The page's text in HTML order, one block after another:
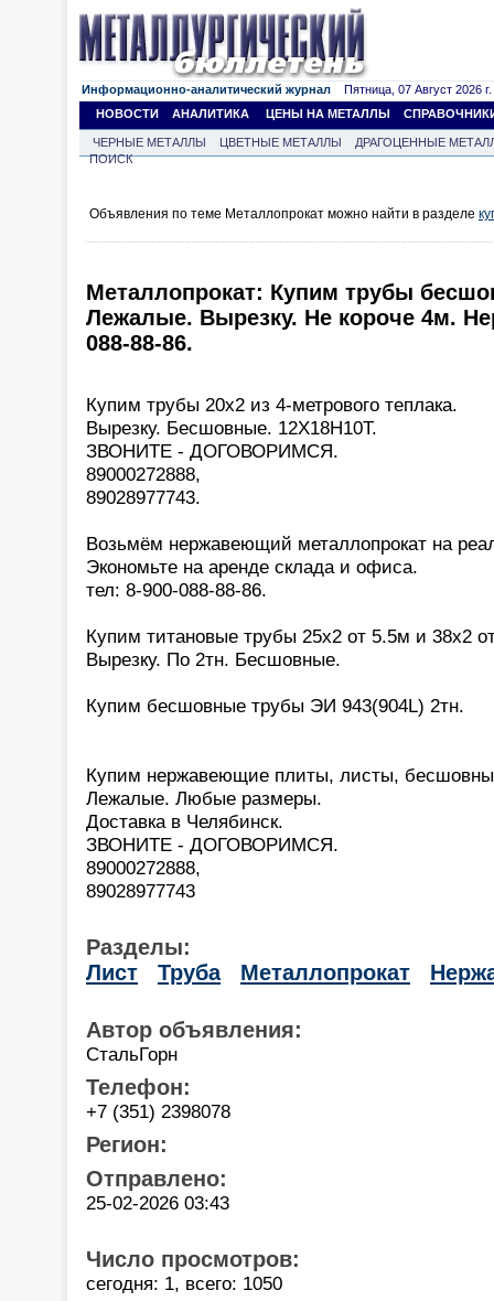
Информационно-аналитический журнал Пятница, 07 Август 2026 г.
НОВОСТИ
АНАЛИТИКА ЦЕНЫ НА МЕТАЛЛЫ
ЧЕРНЫЕ МЕТАЛЛЫ ЦВЕТНЫЕ МЕТАЛЛЫ
ДРАГОЦЕННЫЕ
ПОИСК
Объявления по теме Металлопрокат можно найти в разделе
Металлопрокат: Купим трубы
Лежалые. Вырезку. Не короче 4м.
088-88-86.
Купим трубы 20х2 из 4-метрового теплака.
Вырезку. Бесшовные. 12Х18Н10Т.
ЗВОНИТЕ - ДОГОВОРИМСЯ.
89000272888,
89028977743.
Возьмём нержавеющий металлопрокат на
Экономьте на аренде склада и офиса.
тел: 8-900-088-88-86.
Купим титановые трубы 25х2 от 5.5м и 38х2
Вырезку. По 2тн. Бесшовные.
Купим бесшовные трубы ЭИ 943(904L) 2тн.
Купим нержавеющие плиты, листы,
Лежалые. Любые размеры.
Доставка в Челябинск.
ЗВОНИТЕ - ДОГОВОРИМСЯ.
89000272888,
89028977743
Разделы:
Лист
Труба Металлопрокат
Автор объявления:
СтальГорн
Телефон:
+7 (351) 2398078
Регион:
Отправлено:
25-02-2026 03:43
Число просмотров:
сегодня: 1, всего: 1050